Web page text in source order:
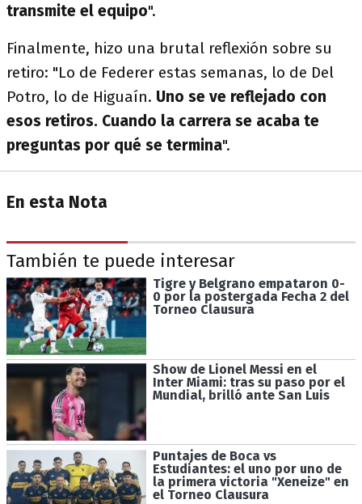
transmite el equipo".
Finalmente, hizo una brutal reflexión sobre su
retiro: "Lo de Federer estas semanas, lo de Del
Potro, lo de Higuaín. Uno se ve reflejado con
esos retiros. Cuando la carrera se acaba te
preguntas por qué se termina".
En esta Nota
También te puede interesar
Tigre y Belgrano empataron 0-
0 por la postergada Fecha 2 del
Torneo Clausura
Show de Lionel Messi en el
Inter Miami: tras su paso por el
Mundial, brilló ante San Luis
Puntajes de Boca vs
Estudiantes: el uno por uno de
la primera victoria "Xeneize" en
el Torneo Clausura